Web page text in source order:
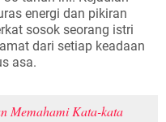
energi dan pikiran
sosok seorang istri
dari setiap keadaan
asa.
Memahami Kata-kata